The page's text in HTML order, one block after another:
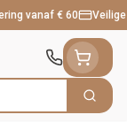
vanaf € 60
Zoek